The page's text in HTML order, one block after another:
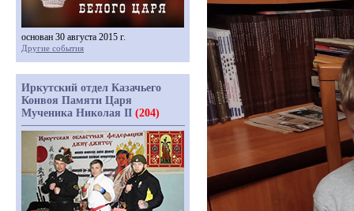
основан 30 августа 2015 г.
Другие события
Иркутский отдел Казачьего
Конвоя Памяти Царя
Мученика Николая II (204)